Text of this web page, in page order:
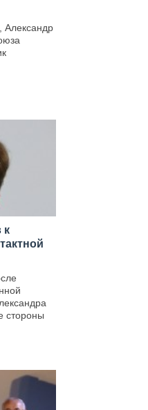
к
стороны